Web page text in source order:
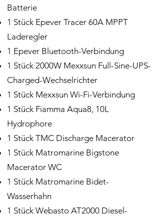
Batterie
1 Stück Epever Tracer 60A MPPT
Laderegler
1 Epever Bluetooth-Verbindung
1 Stück 2000W Mexxsun Full-Sine-UPS-
Charged-Wechselrichter
1 Stück Mexxsun Wi-Fi-Verbindung
1 Stück Fiamma Aqua8, 10L
Hydrophore
1 Stück TMC Discharge Macerator
1 Stück Matromarine Bigstone
Macerator WC
1 Stück Matromarine Bidet-
Wasserhahn
1 Stück Webasto AT2000 Diesel-